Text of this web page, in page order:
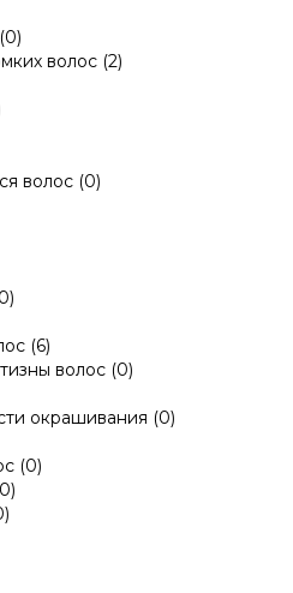
(0)
волос (2)
волос (0)
(6)
волос (0)
окрашивания (0)
(0)